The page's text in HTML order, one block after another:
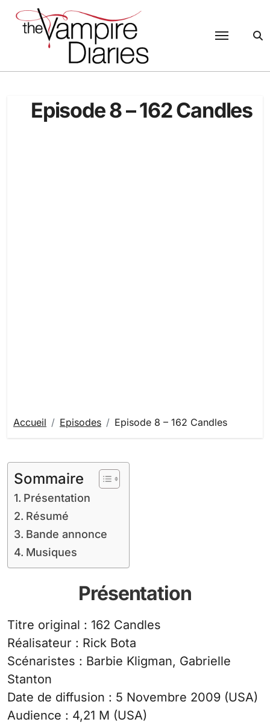
contenu
Episode 8 – 162 Candles
Accueil Episodes Episode 8 – 162 Candles
Sommaire
Présentation
Résumé
Bande annonce
Musiques
Présentation
Titre original : 162 Candles
Réalisateur : Rick Bota
Scénaristes : Barbie Kligman, Gabrielle
Stanton
Date de diffusion : 5 Novembre 2009 (USA)
Audience : 4,21 M (USA)